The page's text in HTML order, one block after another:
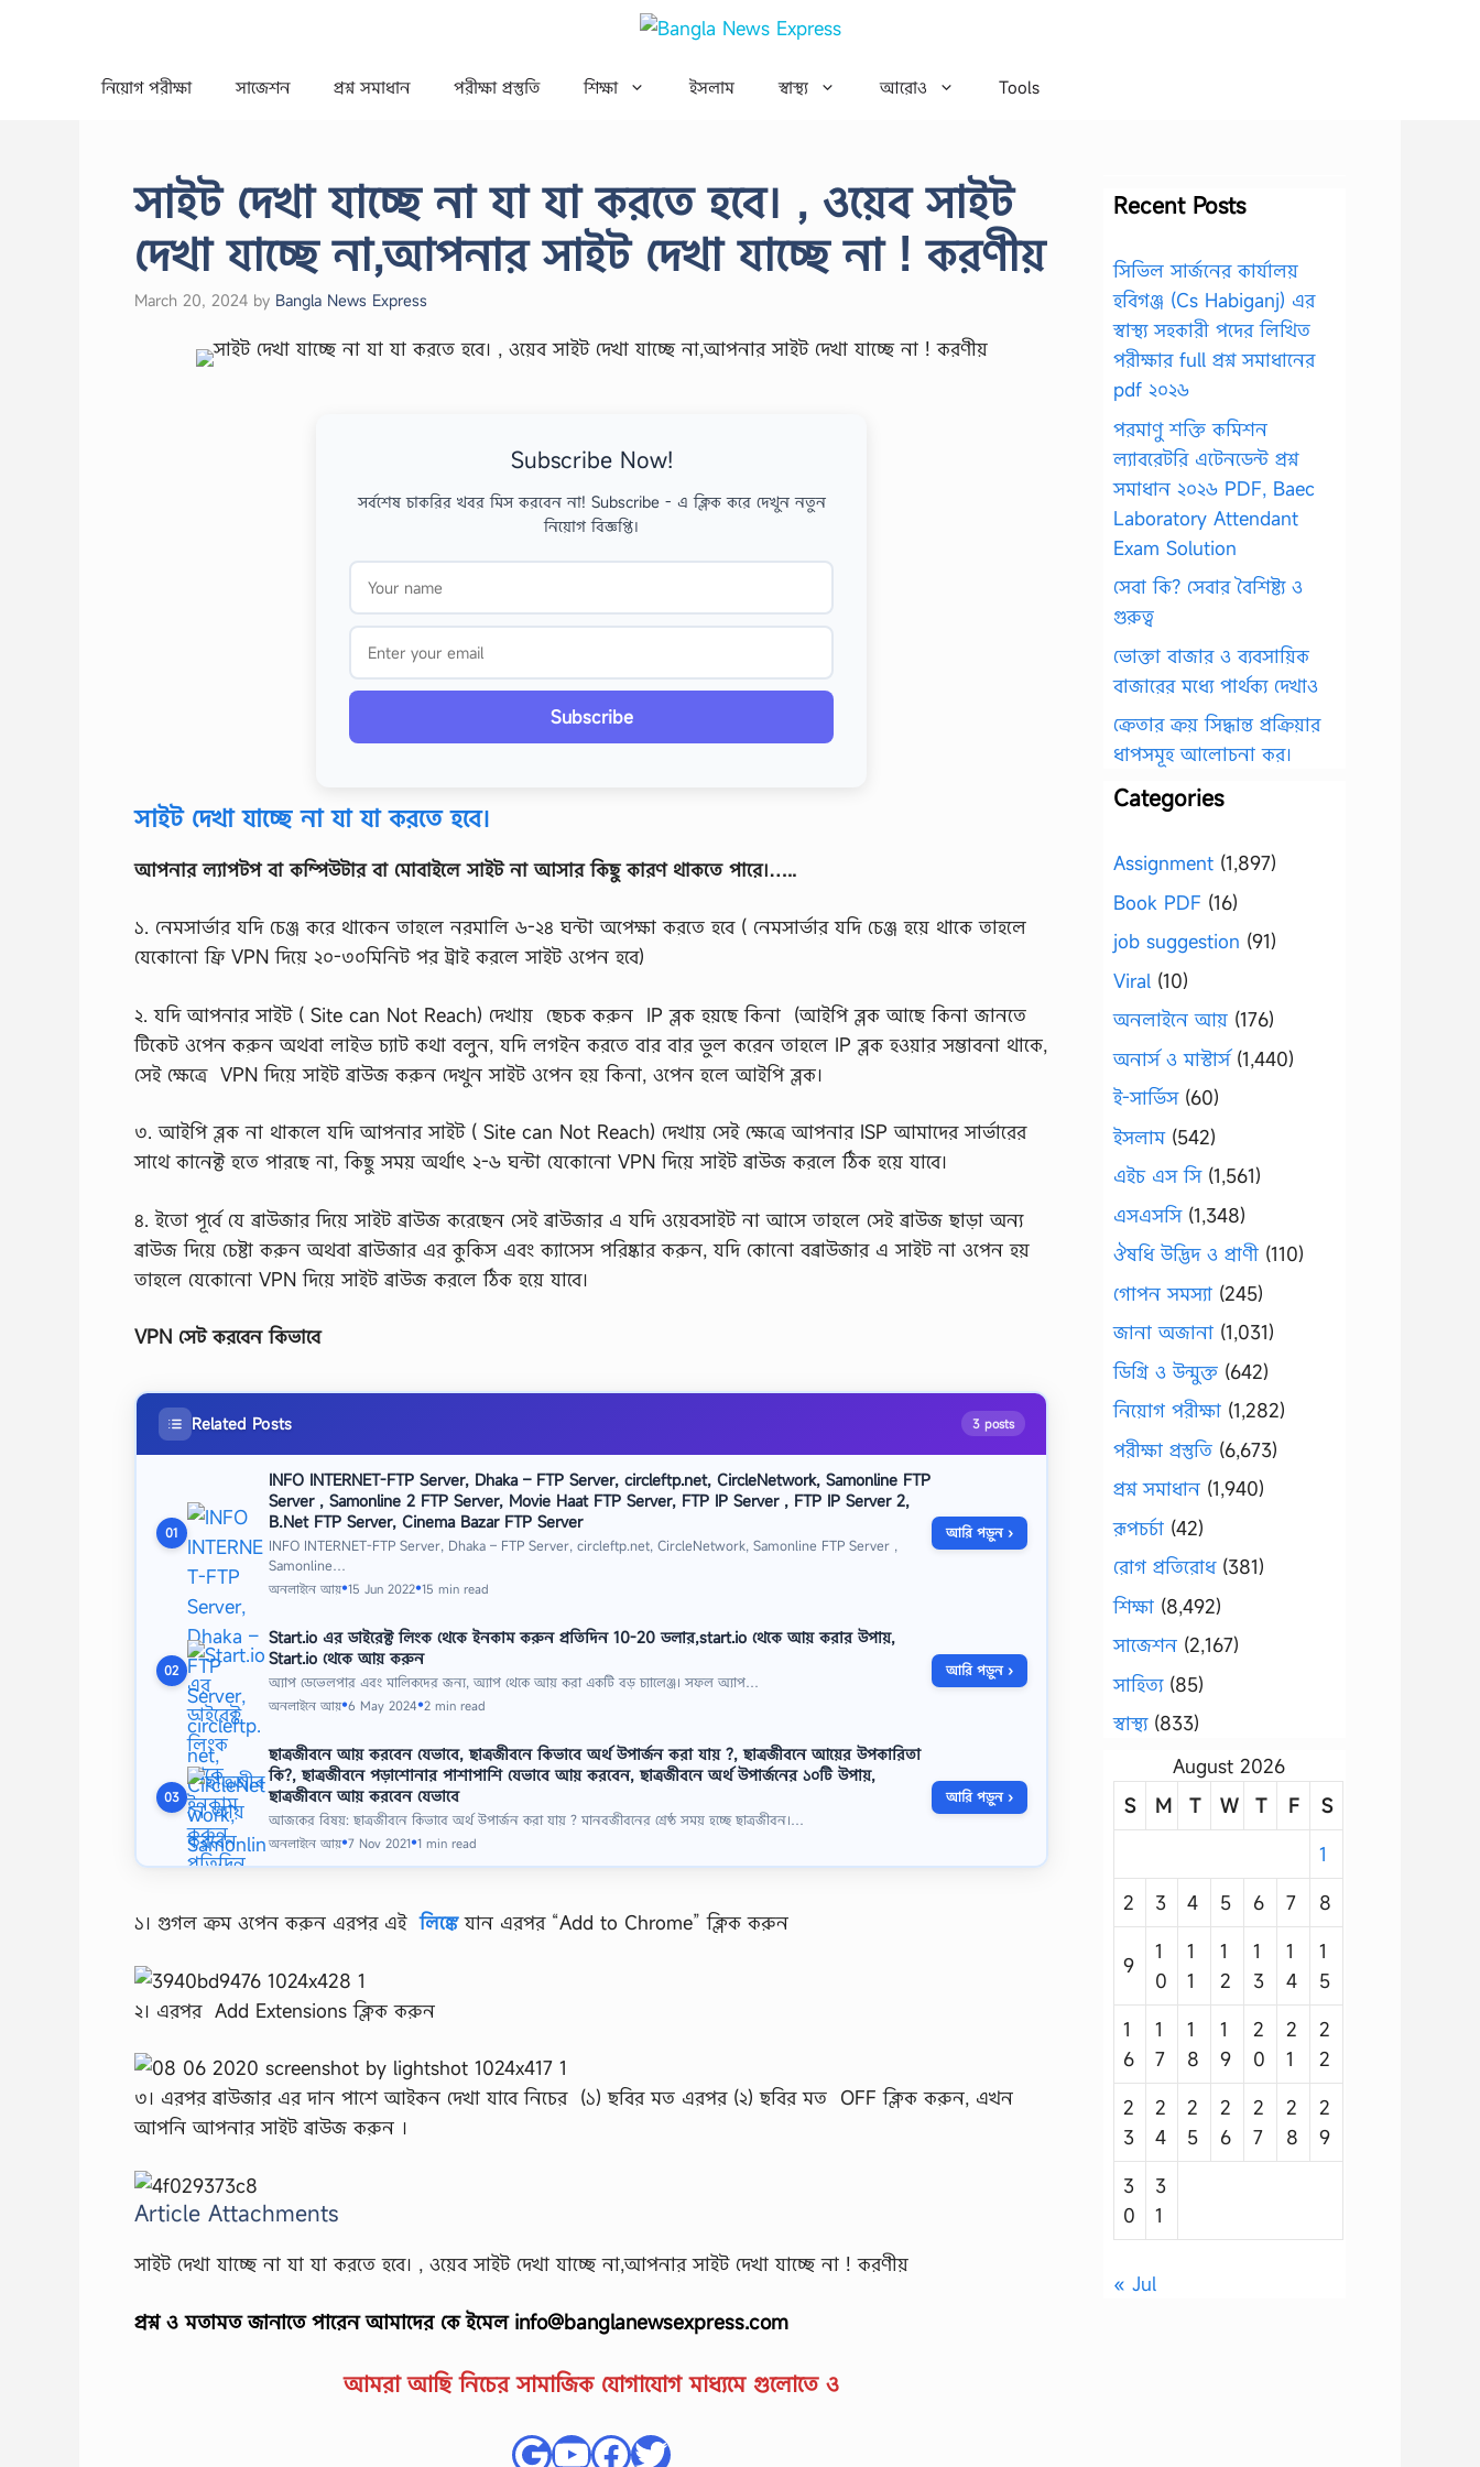
নিয়োগ পরীক্ষা সাজেশন প্রশ্ন সমাধান পরীক্ষা প্রস্তুতি শিক্ষা ইসলাম স্বাস্থ্য আরোও Tools
সাইট দেখা যাচ্ছে না যা যা করতে হবে। , ওয়েব সাইট
দেখা যাচ্ছে না,আপনার সাইট দেখা যাচ্ছে না ! করণীয়
March 20, 2024 by Bangla News Express
Subscribe Now!
সর্বশেষ চাকরির খবর মিস করবেন না! Subscribe - এ ক্লিক করে দেখুন নতুন
নিয়োগ বিজ্ঞপ্তি।
Subscribe
সাইট দেখা যাচ্ছে না যা যা করতে হবে।
আপনার ল্যাপটপ বা কম্পিউটার বা মোবাইলে সাইট না আসার কিছু কারণ থাকতে পারে।…..
১. নেমসার্ভার যদি চেঞ্জ করে থাকেন তাহলে নরমালি ৬-২৪ ঘন্টা অপেক্ষা করতে হবে ( নেমসার্ভার যদি চেঞ্জ হয়ে থাকে তাহলে
যেকোনো ফ্রি VPN দিয়ে ২০-৩০মিনিট পর ট্রাই করলে সাইট ওপেন হবে)
২. যদি আপনার সাইট ( Site can Not Reach) দেখায় ছেচক করুন IP ব্লক হয়ছে কিনা (আইপি ব্লক আছে কিনা জানতে
টিকেট ওপেন করুন অথবা লাইভ চ্যাট কথা বলুন, যদি লগইন করতে বার বার ভুল করেন তাহলে IP ব্লক হওয়ার সম্ভাবনা থাকে,
সেই ক্ষেত্রে VPN দিয়ে সাইট ব্রাউজ করুন দেখুন সাইট ওপেন হয় কিনা, ওপেন হলে আইপি ব্লক।
৩. আইপি ব্লক না থাকলে যদি আপনার সাইট ( Site can Not Reach) দেখায় সেই ক্ষেত্রে আপনার ISP আমাদের সার্ভারের
সাথে কানেক্ট হতে পারছে না, কিছু সময় অর্থাৎ ২-৬ ঘন্টা যেকোনো VPN দিয়ে সাইট ব্রাউজ করলে ঠিক হয়ে যাবে।
৪. ইতো পূর্বে যে ব্রাউজার দিয়ে সাইট ব্রাউজ করেছেন সেই ব্রাউজার এ যদি ওয়েবসাইট না আসে তাহলে সেই ব্রাউজ ছাড়া অন্য
ব্রাউজ দিয়ে চেষ্টা করুন অথবা ব্রাউজার এর কুকিস এবং ক্যাসেস পরিষ্কার করুন, যদি কোনো বব্রাউজার এ সাইট না ওপেন হয়
তাহলে যেকোনো VPN দিয়ে সাইট ব্রাউজ করলে ঠিক হয়ে যাবে।
VPN সেট করবেন কিভাবে
Related Posts 3 posts
01
INFO INTERNET-FTP Server, Dhaka – FTP Server, circleftp.net, CircleNetwork, Samonline FTP
Server , Samonline 2 FTP Server, Movie Haat FTP Server, FTP IP Server , FTP IP Server 2,
B.Net FTP Server, Cinema Bazar FTP Server
INFO INTERNET-FTP Server, Dhaka – FTP Server, circleftp.net, CircleNetwork, Samonline FTP Server ,
Samonline…
অনলাইনে আয়●15 Jun 2022●15 min read
আরি পড়ুন ›
02
Start.io এর ডাইরেক্ট লিংক থেকে ইনকাম করুন প্রতিদিন 10-20 ডলার,start.io থেকে আয় করার উপায়,
Start.io থেকে আয় করুন
অ্যাপ ডেভেলপার এবং মালিকদের জন্য, অ্যাপ থেকে আয় করা একটি বড় চ্যালেঞ্জ। সফল অ্যাপ…
অনলাইনে আয়●6 May 2024●2 min read
আরি পড়ুন ›
03
ছাত্রজীবনে আয় করবেন যেভাবে, ছাত্রজীবনে কিভাবে অর্থ উপার্জন করা যায় ?, ছাত্রজীবনে আয়ের উপকারিতা
কি?, ছাত্রজীবনে পড়াশোনার পাশাপাশি যেভাবে আয় করবেন, ছাত্রজীবনে অর্থ উপার্জনের ১০টি উপায়,
ছাত্রজীবনে আয় করবেন যেভাবে
আজকের বিষয়: ছাত্রজীবনে কিভাবে অর্থ উপার্জন করা যায় ? মানবজীবনের শ্রেষ্ঠ সময় হচ্ছে ছাত্রজীবন।…
অনলাইনে আয়●7 Nov 2021●1 min read
আরি পড়ুন ›
১। গুগল ক্রম ওপেন করুন এরপর এইলিঙ্কেযান এরপর “Add to Chrome” ক্লিক করুন
২। এরপর Add Extensions ক্লিক করুন
৩। এরপর ব্রাউজার এর দান পাশে আইকন দেখা যাবে নিচের (১) ছবির মত এরপর (২) ছবির মত OFF ক্লিক করুন, এখন
আপনি আপনার সাইট ব্রাউজ করুন ।
Article Attachments
সাইট দেখা যাচ্ছে না যা যা করতে হবে। , ওয়েব সাইট দেখা যাচ্ছে না,আপনার সাইট দেখা যাচ্ছে না ! করণীয়
প্রশ্ন ও মতামত জানাতে পারেন আমাদের কে ইমেল info@banglanewsexpress.com
আমরা আছি নিচের সামাজিক যোগাযোগ মাধ্যমে গুলোতে ও
Google
YouTube
Facebook
Twitter
Recent Posts
সিভিল সার্জনের কার্যালয়
হবিগঞ্জ (Cs Habiganj) এর
স্বাস্থ্য সহকারী পদের লিখিত
পরীক্ষার full প্রশ্ন সমাধানের
pdf ২০২৬
পরমাণু শক্তি কমিশন
ল্যাবরেটরি এটেনডেন্ট প্রশ্ন
সমাধান ২০২৬ PDF, Baec
Laboratory Attendant
Exam Solution
সেবা কি? সেবার বৈশিষ্ট্য ও
গুরুত্ব
ভোক্তা বাজার ও ব্যবসায়িক
বাজারের মধ্যে পার্থক্য দেখাও
ক্রেতার ক্রয় সিদ্ধান্ত প্রক্রিয়ার
ধাপসমূহ আলোচনা কর।
Categories
Assignment (1,897)
Book PDF (16)
job suggestion (91)
Viral (10)
অনলাইনে আয় (176)
অনার্স ও মাস্টার্স(1,440)
ই-সার্ভিস(60)
ইসলাম(542)
এইচ এস সি(1,561)
এসএসসি(1,348)
ঔষধি উদ্ভিদ ও প্রাণী (110)
গোপন সমস্যা (245)
জানা অজানা (1,031)
ডিগ্রি ও উন্মুক্ত (642)
নিয়োগ পরীক্ষা (1,282)
পরীক্ষা প্রস্তুতি (6,673)
প্রশ্ন সমাধান (1,940)
রূপচর্চা (42)
রোগ প্রতিরোধ(381)
শিক্ষা (8,492)
সাজেশন (2,167)
সাহিত্য(85)
স্বাস্থ্য(833)
August 2026
S
M T W T F
S
1
2
3 4 5 6 7 8
9
1
0
1
1
1
2
1
3
1
4
1
5
1
6
1
7
1
8
1
9
2
0
2
1
2
2
2
3
2
4
2
5
2
6
2
7
2
8
2
9
3
0
3
1
« Jul